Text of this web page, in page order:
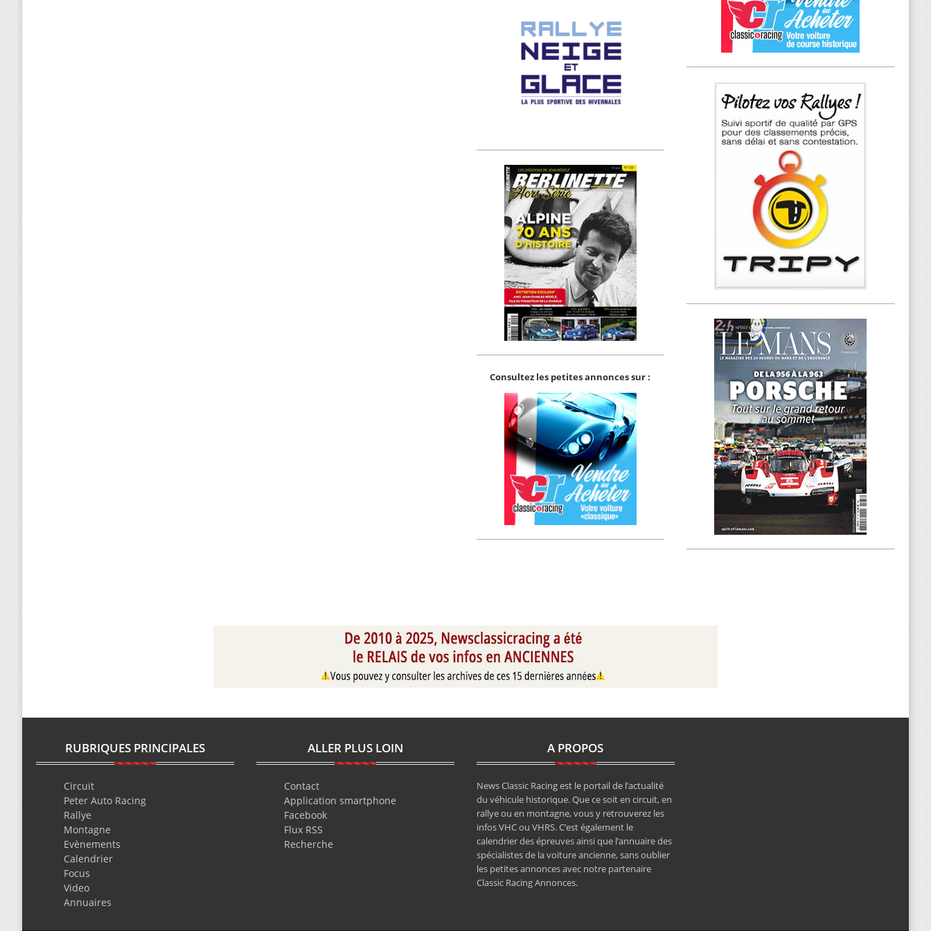
Consultez les petites annonces sur :
RUBRIQUES PRINCIPALES
Circuit
Peter Auto Racing
Rallye
Montagne
Evènements
Calendrier
Focus
Video
Annuaires
ALLER PLUS LOIN
Contact
Application smartphone
Facebook
Flux RSS
Recherche
A PROPOS
News Classic Racing est le portail de l’actualité
du véhicule historique. Que ce soit en circuit, en
rallye ou en montagne, vous y retrouverez les
infos VHC ou VHRS. C’est également le
calendrier des épreuves ainsi que l’annuaire des
spécialistes de la voiture ancienne, sans oublier
les petites annonces avec notre partenaire
Classic Racing Annonces.